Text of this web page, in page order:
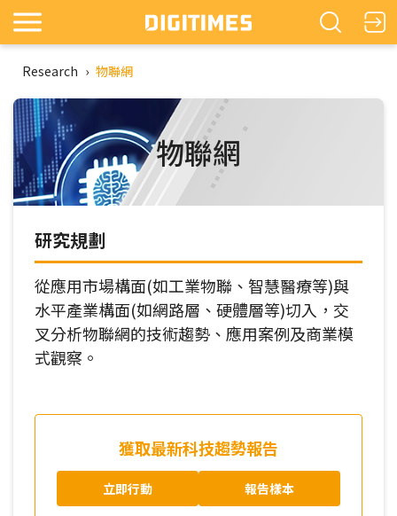
Research › 物聯網
物聯網
研究規劃
從應用市場構面(如工業物聯、智慧醫療等)與
水平產業構面(如網路層、硬體層等)切入，交
叉分析物聯網的技術趨勢、應用案例及商業模
式觀察。
獲取最新科技趨勢報告
立即行動 報告樣本